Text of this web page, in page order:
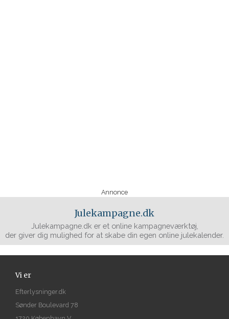
Annonce
Julekampagne.dk
Julekampagne.dk er et online kampagneværktøj,
der giver dig mulighed for at skabe din egen online julekalender.
Vi er
Efterlysninger.dk
Sønder Boulevard 78